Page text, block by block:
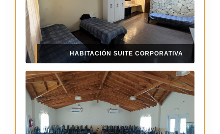
HABITACIÓN SUITE CORPORATIVA